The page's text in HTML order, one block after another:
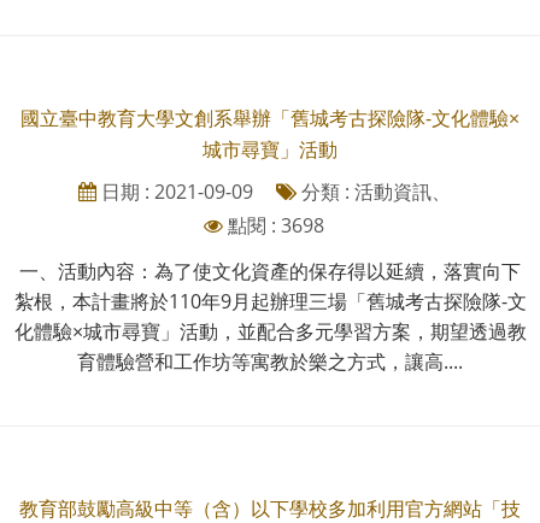
國立臺中教育大學文創系舉辦「舊城考古探險隊-文化體驗×
城市尋寶」活動
日期 : 2021-09-09
分類 : 活動資訊、
點閱 : 3698
一、活動內容：為了使文化資產的保存得以延續，落實向下
紮根，本計畫將於110年9月起辦理三場「舊城考古探險隊-文
化體驗×城市尋寶」活動，並配合多元學習方案，期望透過教
育體驗營和工作坊等寓教於樂之方式，讓高....
教育部鼓勵高級中等（含）以下學校多加利用官方網站「技